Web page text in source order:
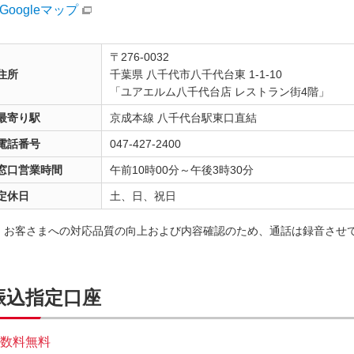
Googleマップ
所
〒276-0032
千葉県 八千代市八千代台東 1-1-10
「ユアエルム八千代台店 レストラン街4階」
寄り駅 京成本線 八千代台駅東口直結
話番号 047-427-2400
口営業時間 午前10時00分～午後3時30分
休日 土、日、祝日
お客さまへの対応品質の向上および内容確認のため、通話は録音させ
込指定口座
料無料